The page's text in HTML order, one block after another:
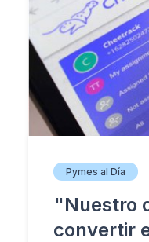
Pymes al Día
"Nuestro
convertir